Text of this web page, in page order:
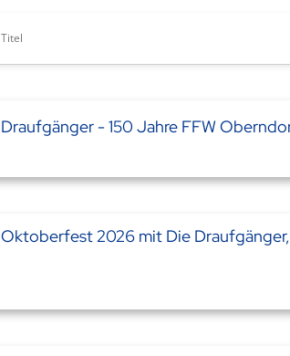
Titel
Draufgänger - 150 Jahre FFW
Oktoberfest 2026 mit Die